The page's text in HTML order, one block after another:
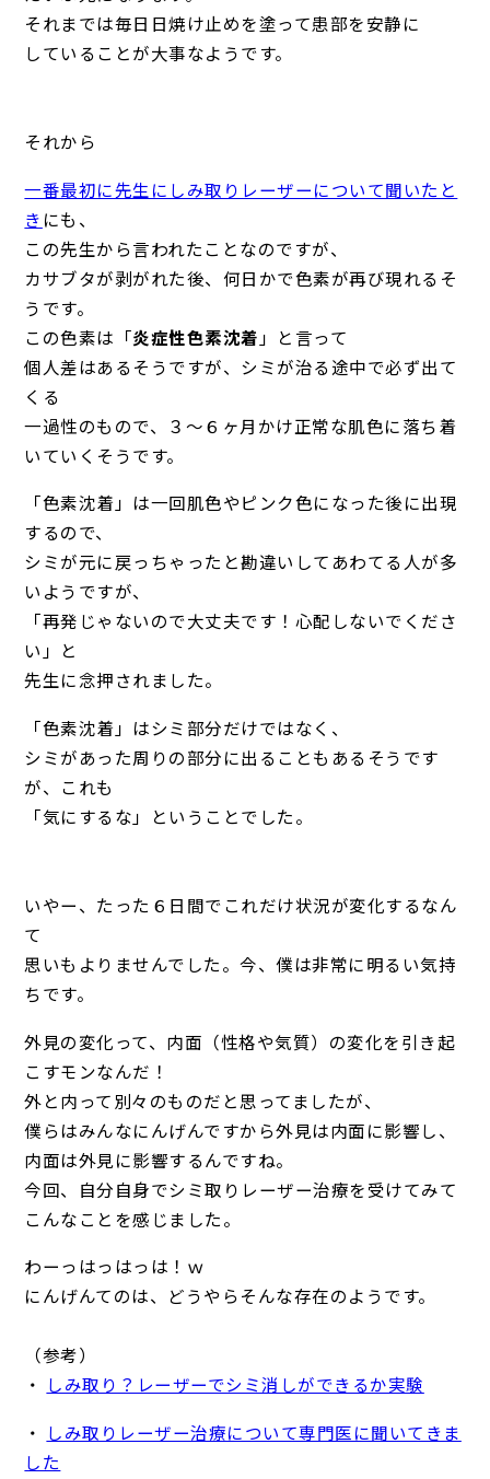
それまでは毎日日焼け止めを塗って患部を安静に
していることが大事なようです。
それから
一番最初に先生にしみ取りレーザーについて聞いたと
き にも、
この先生から言われたことなのですが、
カサブタが剥がれた後、何日かで色素が再び現れるそ
うです。
この色素は「炎症性色素沈着 」と言って
個人差はあるそうですが、シミが治る途中で必ず出て
くる
一過性のもので、３～６ヶ月かけ正常な肌色に落ち着
いていくそうです。
「色素沈着」は一回肌色やピンク色になった後に出現
するので、
シミが元に戻っちゃったと勘違いしてあわてる人が多
いようですが、
「再発じゃないので大丈夫です！心配しないでくださ
い」と
先生に念押されました。
「色素沈着」はシミ部分だけではなく、
シミがあった周りの部分に出ることもあるそうです
が、これも
「気にするな」ということでした。
いやー、たった６日間でこれだけ状況が変化するなん
て
思いもよりませんでした。今、僕は非常に明るい気持
ちです。
外見の変化って、内面（性格や気質）の変化を引き起
こすモンなんだ！
外と内って別々のものだと思ってましたが、
僕らはみんなにんげんですから外見は内面に影響し、
内面は外見に影響するんですね。
今回、自分自身でシミ取りレーザー治療を受けてみて
こんなことを感じました。
わーっはっはっは！ｗ
にんげんてのは、どうやらそんな存在のようです。
（参考）
・ しみ取り？レーザーでシミ消しができるか実験
・ しみ取りレーザー治療について専門医に聞いてきま
した